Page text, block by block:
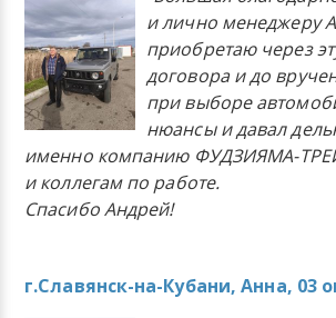
и лично менеджеру
приобретаю через
договора и до
при выборе
нюансы и давал
именно компанию ФУДЗИЯМА-
и коллегам по работе.
Спасибо Андрей!
г.Славянск-на-Кубани, Анна, 03